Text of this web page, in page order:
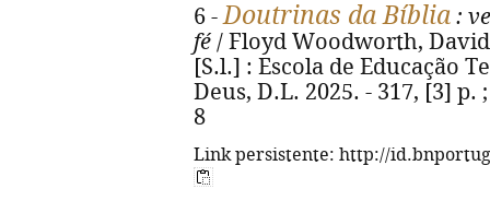
6 -Doutrinas da Bíblia :
fé / Floyd Woodworth,
[S.l.] : Escola de Educação
Deus, D.L. 2025. - 317, [3] p.
8
Link persistente: http://